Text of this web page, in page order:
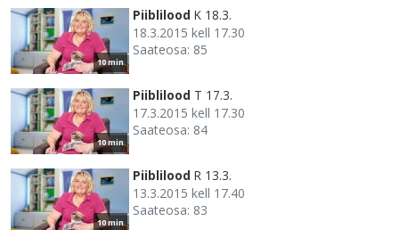
10 min
Piiblilood K 18.3.
18.3.2015 kell 17.30
Saateosa: 85
10 min
Piiblilood T 17.3.
17.3.2015 kell 17.30
Saateosa: 84
10 min
Piiblilood R 13.3.
13.3.2015 kell 17.40
Saateosa: 83